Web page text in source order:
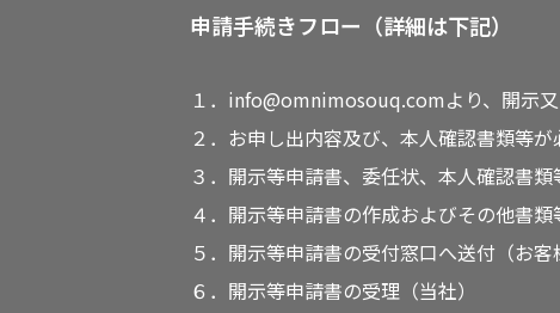
申請手続きフロー（詳細は下記）
１．info@omnimosouq.comより、開示
２．お申し出内容及び、本人確認書類等が
３．開示等申請書、委任状、本人確認書
４．開示等申請書の作成およびその他書類
５．開示等申請書の受付窓口へ送付（お客
６．開示等申請書の受理（当社）